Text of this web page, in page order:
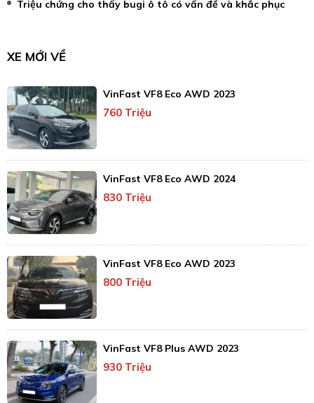
Triệu chứng cho thấy bugi ô tô có vấn đề và khắc phục
XE MỚI VỀ
VinFast VF8 Eco AWD 2023
760 Triệu
VinFast VF8 Eco AWD 2024
830 Triệu
VinFast VF8 Eco AWD 2023
800 Triệu
VinFast VF8 Plus AWD 2023
930 Triệu